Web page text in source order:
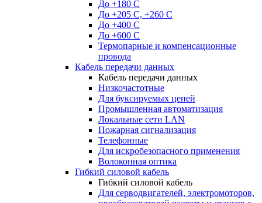
До +180 C
До +205 С, +260 С
До +400 C
До +600 С
Термопарные и компенсационные
провода
Кабель передачи данных
Кабель передачи данных
Низкочастотные
Для буксируемых цепей
Промышленная автоматизация
Локальные сети LAN
Пожарная сигнализация
Телефонные
Для искробезопасного применения
Волоконная оптика
Гибкий силовой кабель
Гибкий силовой кабель
Для серводвигателей, электромоторов,